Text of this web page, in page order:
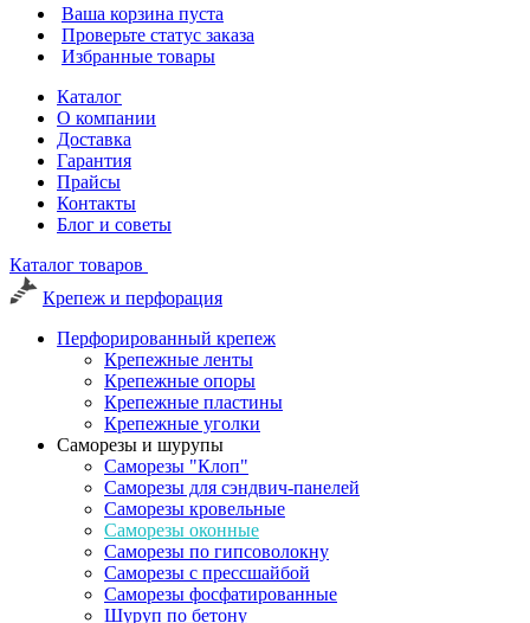
Ваша корзина пуста
Проверьте статус заказа
Избранные товары
Каталог
О компании
Доставка
Гарантия
Прайсы
Контакты
Блог и советы
Каталог товаров
Крепеж и перфорация
Перфорированный крепеж
Крепежные ленты
Крепежные опоры
Крепежные пластины
Крепежные уголки
Саморезы и шурупы
Саморезы "Клоп"
Саморезы для сэндвич-панелей
Саморезы кровельные
Саморезы оконные
Саморезы по гипсоволокну
Саморезы с прессшайбой
Саморезы фосфатированные
Шуруп по бетону